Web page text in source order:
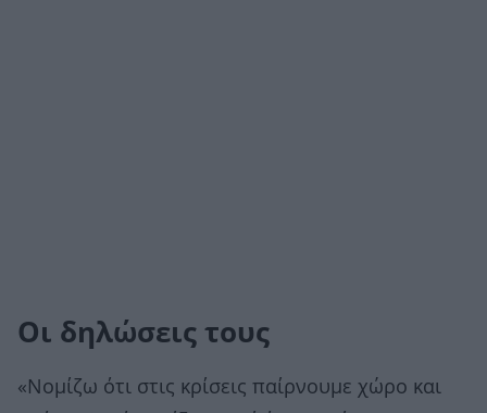
Οι δηλώσεις τους
«Νομίζω ότι στις κρίσεις παίρνουμε χώρο και